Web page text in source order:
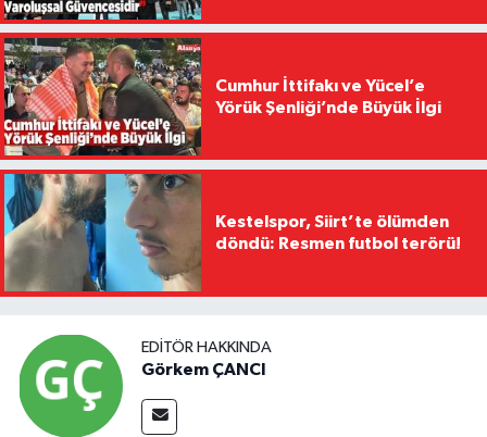
Cumhur İttifakı ve Yücel’e
Yörük Şenliği’nde Büyük İlgi
Kestelspor, Siirt’te ölümden
döndü: Resmen futbol terörü!
EDITÖR HAKKINDA
Görkem ÇANCI